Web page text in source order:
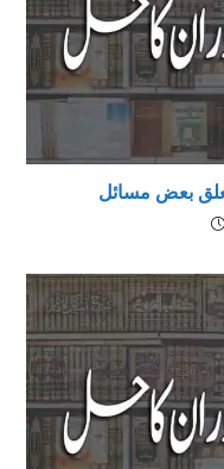
بعض مسائل